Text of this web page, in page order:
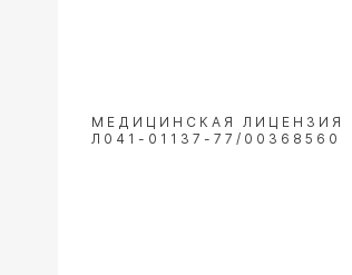
МЕДИЦИНСКАЯ ЛИЦЕНЗИЯ
Л041-01137-77/00368560